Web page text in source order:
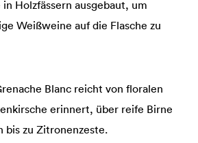
Holzfässern ausgebaut, um
Weißweine auf die Flasche zu
Blanc reicht von floralen
erinnert, über reife Birne
bis zu Zitronenzeste.